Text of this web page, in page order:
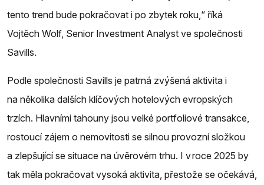
tento trend bude pokračovat i po zbytek roku,“ říká
Vojtěch Wolf, Senior Investment Analyst ve společnosti
Savills.
Podle společnosti Savills je patrná zvýšená aktivita i
na několika dalších klíčových hotelových evropských
trzích. Hlavními tahouny jsou velké portfoliové transakce,
rostoucí zájem o nemovitosti se silnou provozní složkou
a zlepšující se situace na úvěrovém trhu. I v roce 2025 by
tak měla pokračovat vysoká aktivita, přestože se očekává,